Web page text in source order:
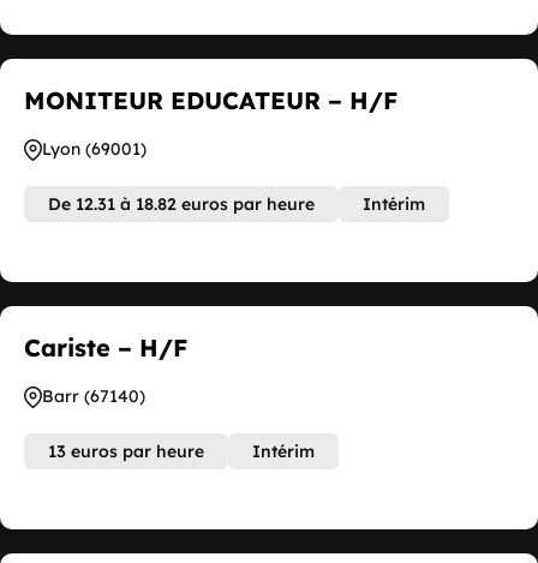
MONITEUR EDUCATEUR – H/F
Lyon (69001)
De 12.31 à 18.82 euros par heure Intérim
Cariste – H/F
Barr (67140)
13 euros par heure Intérim